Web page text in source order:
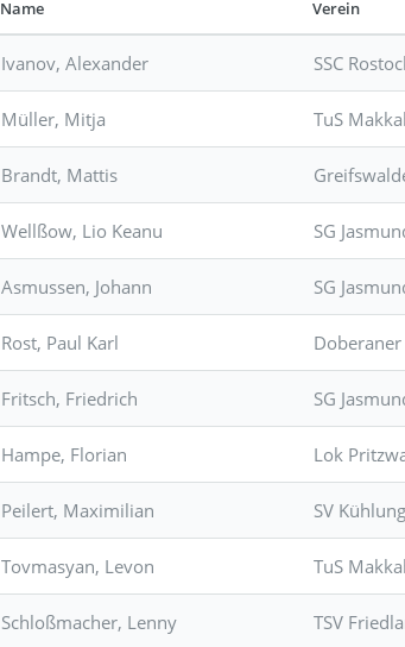
Name Verein
Ivanov, Alexander SSC
Müller, Mitja TuS
Brandt, Mattis
Wellßow, Lio Keanu SG
Asmussen, Johann SG
Rost, Paul Karl Doberaner
Fritsch, Friedrich SG
Hampe, Florian Lok
Peilert, Maximilian SV
Tovmasyan, Levon TuS
Schloßmacher, Lenny TSV